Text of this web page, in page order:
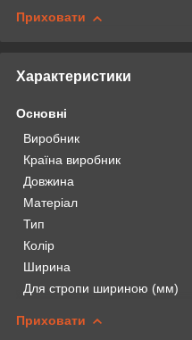
Приховати
Характеристики
Основні
Виробник
Країна виробник
Довжина
Матеріал
Тип
Колір
Ширина
Для стропи шириною (мм)
Приховати